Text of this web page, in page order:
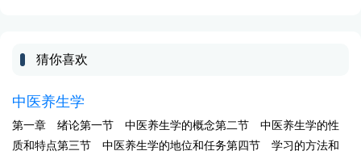
猜你喜欢
中医养生学
第一章 绪论第一节 中医养生学的概念第二节 中医养生学的性
质和特点第三节 中医养生学的地位和任务第四节 学习的方法和